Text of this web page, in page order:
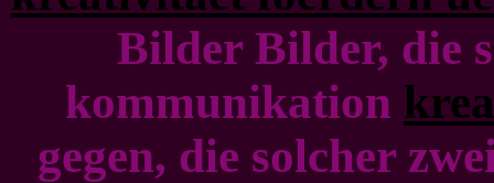
Bilder Bilder, die
kommunikation
gegen, die solcher